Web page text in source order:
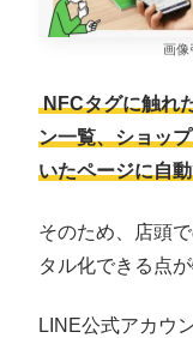
画像
NFCタグに触れ
ン一覧、ショッ
いたページに自
そのため、店頭
タル化できる点が
LINE公式アカウ